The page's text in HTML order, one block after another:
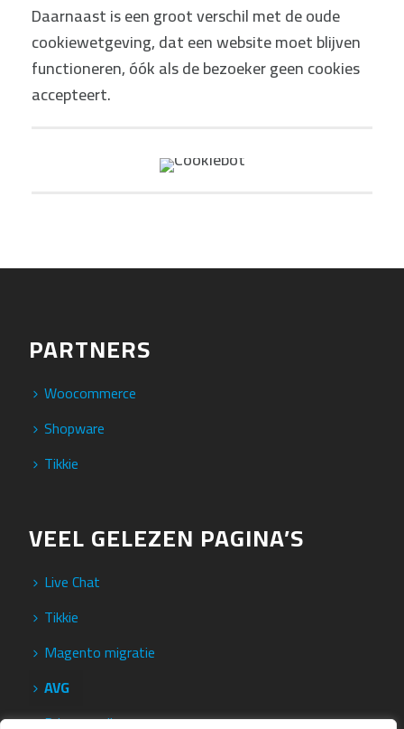
Daarnaast is een groot verschil met de oude
cookiewetgeving, dat een website moet blijven
functioneren, óók als de bezoeker geen cookies
accepteert.
PARTNERS
Woocommerce
Shopware
Tikkie
VEEL GELEZEN PAGINA’S
Live Chat
Tikkie
Magento migratie
AVG
Privacy policy